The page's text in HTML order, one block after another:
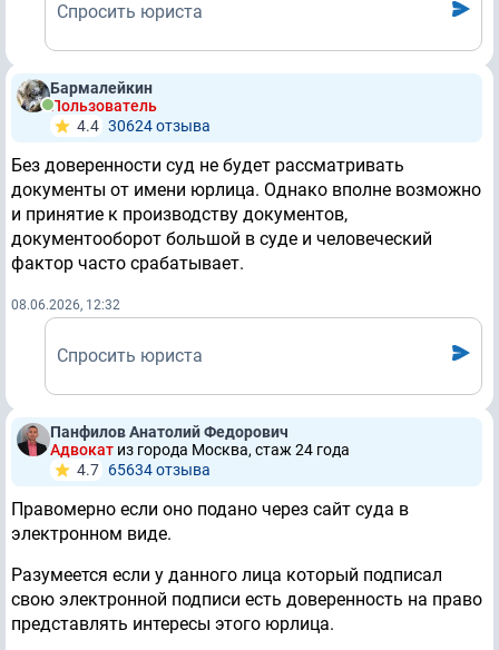
Спросить юриста
Бармалейкин
Пользователь
4.4 30624 отзывa
Без доверенности суд не будет рассматривать
документы от имени юрлица. Однако вполне возможно
и принятие к производству документов,
документооборот большой в суде и человеческий
фактор часто срабатывает.
08.06.2026, 12:32
Спросить юриста
Панфилов Анатолий Федорович
Адвокат из города Москва, стаж 24 годa
4.7 65634 отзывa
Правомерно если оно подано через сайт суда в
электронном виде.
Разумеется если у данного лица который подписал
свою электронной подписи есть доверенность на право
представлять интересы этого юрлица.